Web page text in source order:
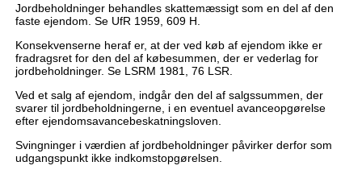
Jordbeholdninger behandles skattemæssigt som en del af den
faste ejendom. Se UfR 1959, 609 H.
Konsekvenserne heraf er, at der ved køb af ejendom ikke er
fradragsret for den del af købesummen, der er vederlag for
jordbeholdninger. Se LSRM 1981, 76 LSR.
Ved et salg af ejendom, indgår den del af salgssummen, der
svarer til jordbeholdningerne, i en eventuel avanceopgørelse
efter ejendomsavancebeskatningsloven.
Svingninger i værdien af jordbeholdninger påvirker derfor som
udgangspunkt ikke indkomstopgørelsen.